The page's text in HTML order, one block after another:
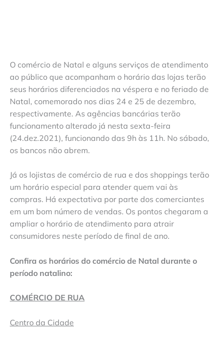
O comércio de Natal e alguns serviços de atendimento
ao público que acompanham o horário das lojas terão
seus horários diferenciados na véspera e no feriado de
Natal, comemorado nos dias 24 e 25 de dezembro,
respectivamente. As agências bancárias terão
funcionamento alterado já nesta sexta-feira
(24.dez.2021), funcionando das 9h às 11h. No sábado,
os bancos não abrem.
Já os lojistas de comércio de rua e dos shoppings terão
um horário especial para atender quem vai às
compras. Há expectativa por parte dos comerciantes
em um bom número de vendas. Os pontos chegaram a
ampliar o horário de atendimento para atrair
consumidores neste período de final de ano.
Confira os horários do comércio de Natal durante o
período natalino:
COMÉRCIO DE RUA
Centro da Cidade